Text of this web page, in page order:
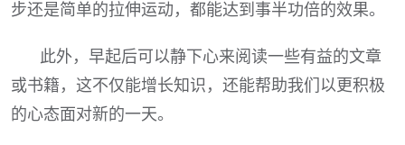
步还是简单的拉伸运动，都能达到事半功倍的效果。
此外，早起后可以静下心来阅读一些有益的文章
或书籍，这不仅能增长知识，还能帮助我们以更积极
的心态面对新的一天。